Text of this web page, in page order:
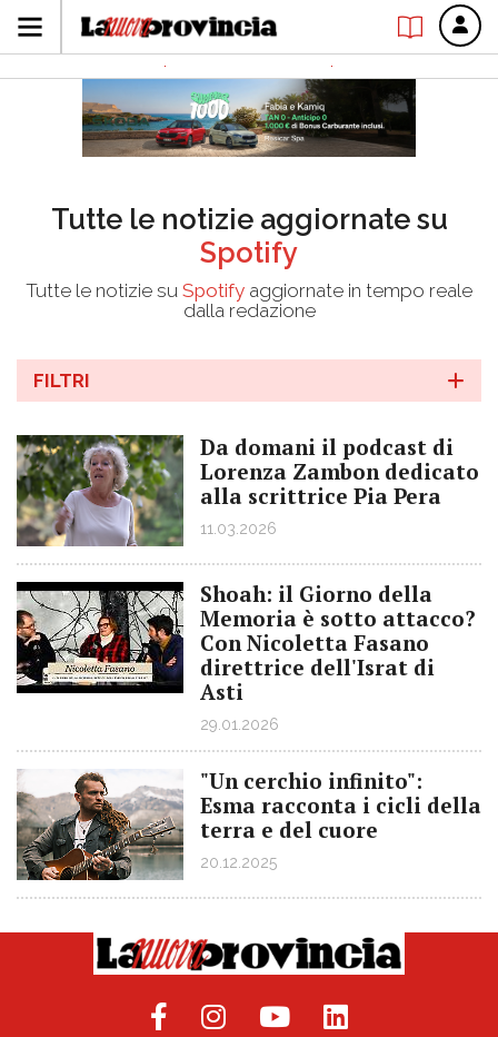
Tutte le notizie aggiornate su
Spotify
Tutte le notizie su Spotify aggiornate in tempo reale
dalla redazione
FILTRI
Da domani il podcast di
Lorenza Zambon dedicato
alla scrittrice Pia Pera
11.03.2026
Shoah: il Giorno della
Memoria è sotto attacco?
Con Nicoletta Fasano
direttrice dell'Israt di
Asti
29.01.2026
"Un cerchio infinito":
Esma racconta i cicli della
terra e del cuore
20.12.2025